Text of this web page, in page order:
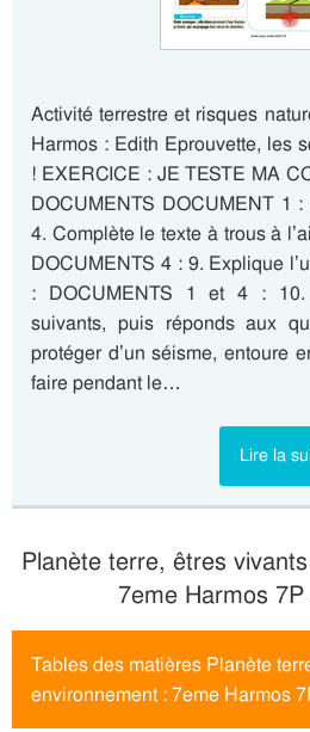
Activité terrestre et risques
Harmos : Edith Eprouvette, les
! EXERCICE : JE TESTE MA
DOCUMENTS DOCUMENT 1
4. Complète le texte à trous à
DOCUMENTS 4 : 9. Explique
: DOCUMENTS 1 et 4 : 10.
suivants, puis réponds aux
protéger d’un séisme, entoure
faire pendant le…
Lire la
Planète terre, êtres
7eme Harmos
Tables des matières Planète
environnement : 7eme Harmos